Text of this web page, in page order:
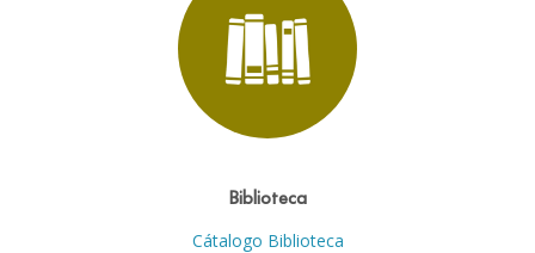
Biblioteca
Cátalogo Biblioteca